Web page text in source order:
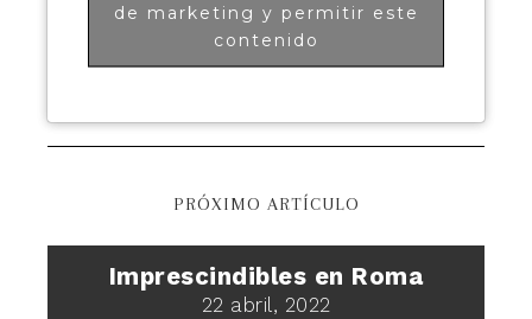
de marketing y permitir este
contenido
PRÓXIMO ARTÍCULO
Imprescindibles en Roma
22 abril, 2022